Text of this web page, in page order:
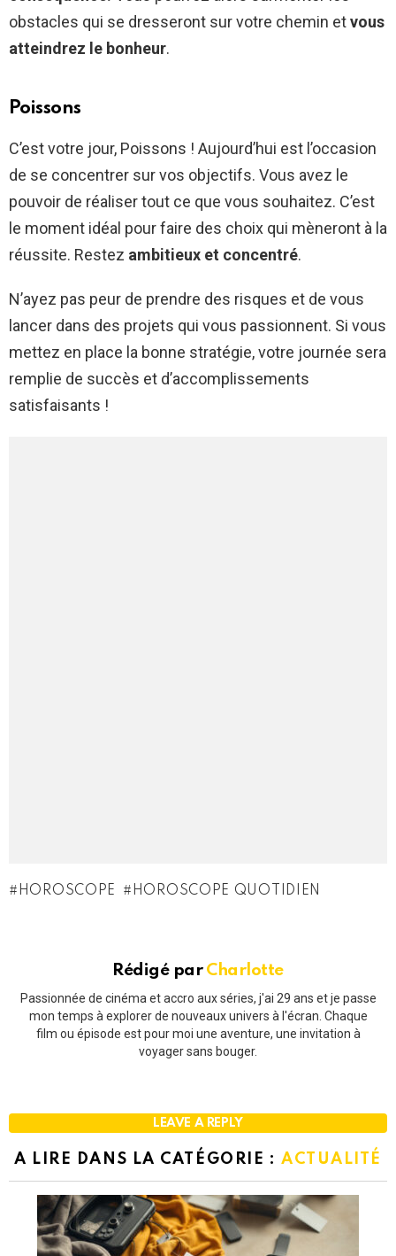
obstacles qui se dresseront sur votre chemin etvous
atteindrez le bonheur.
Poissons
C’est votre jour, Poissons ! Aujourd’hui est l’occasion
de se concentrer sur vos objectifs. Vous avez le
pouvoir de réaliser tout ce que vous souhaitez. C’est
le moment idéal pour faire des choix qui mèneront à la
réussite. Restez ambitieux et concentré.
N’ayez pas peur de prendre des risques et de vous
lancer dans des projets qui vous passionnent. Si vous
mettez en place la bonne stratégie, votre journée sera
remplie de succès et d’accomplissements
satisfaisants !
HOROSCOPE HOROSCOPE QUOTIDIEN
Rédigé par Charlotte
Passionnée de cinéma et accro aux séries, j'ai 29 ans et je passe
mon temps à explorer de nouveaux univers à l'écran. Chaque
film ou épisode est pour moi une aventure, une invitation à
voyager sans bouger.
LEAVE A REPLY
A LIRE DANS LA CATÉGORIE : ACTUALITÉ